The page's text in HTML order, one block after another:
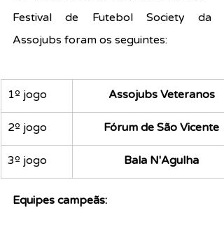
Festival de Futebol Society da
Assojubs foram os seguintes:
1º jogo Assojubs Veteranos
2º jogo Fórum de São Vicente
3º jogo Bala N'Agulha
Equipes campeãs: